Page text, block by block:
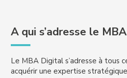
A qui s’adresse le
Le MBA Digital s’adresse à tous
acquérir une expertise